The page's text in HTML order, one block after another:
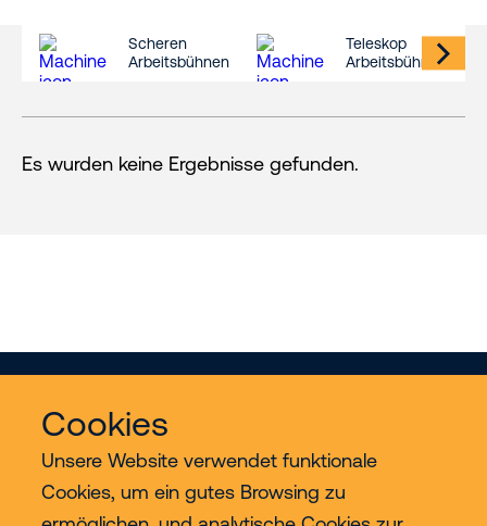
Cookies
Unsere Website verwendet funktionale
Cookies, um ein gutes Browsing zu
Scheren
Arbeitsbühnen
Teleskop
Arbeitsbühnen
Es wurden keine Ergebnisse gefunden.